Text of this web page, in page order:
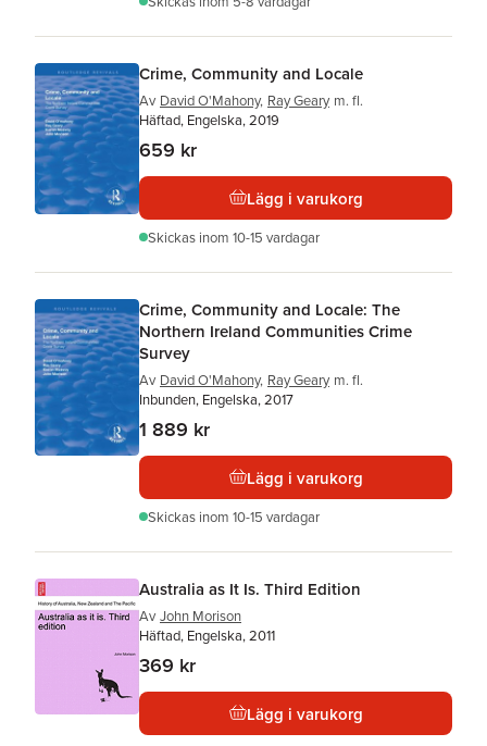
Crime, Community and Locale
Av David O'Mahony, Ray Geary m. fl.
Häftad, Engelska, 2019
659 kr
Lägg i varukorg
Skickas inom 10-15 vardagar
Crime, Community and Locale: The
Northern Ireland Communities Crime
Survey
Av David O'Mahony, Ray Geary m. fl.
Inbunden, Engelska, 2017
1 889 kr
Lägg i varukorg
Skickas inom 10-15 vardagar
Australia as It Is. Third Edition
Av John Morison
Häftad, Engelska, 2011
369 kr
Lägg i varukorg